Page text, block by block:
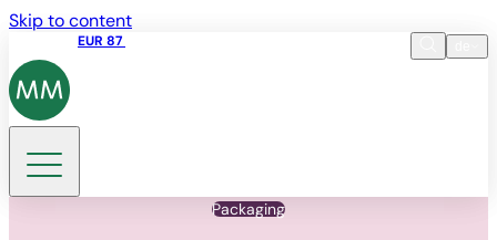
Skip to content
EUR 87
DE
Packaging